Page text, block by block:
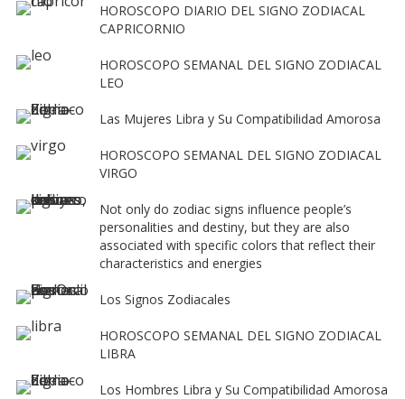
HOROSCOPO DIARIO DEL SIGNO ZODIACAL
CAPRICORNIO
HOROSCOPO SEMANAL DEL SIGNO ZODIACAL
LEO
Las Mujeres Libra y Su Compatibilidad Amorosa
HOROSCOPO SEMANAL DEL SIGNO ZODIACAL
VIRGO
Not only do zodiac signs influence people’s
personalities and destiny, but they are also
associated with specific colors that reflect their
characteristics and energies
Los Signos Zodiacales
HOROSCOPO SEMANAL DEL SIGNO ZODIACAL
LIBRA
Los Hombres Libra y Su Compatibilidad Amorosa